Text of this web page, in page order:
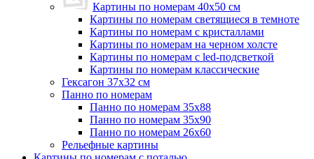
Картины по номерам 40х50 см
Картины по номерам светящиеся в темноте
Картины по номерам с кристаллами
Картины по номерам на черном холсте
Картины по номерам с led-подсветкой
Картины по номерам классические
Гексагон 37х32 см
Панно по номерам
Панно по номерам 35х88
Панно по номерам 35х90
Панно по номерам 26х60
Рельефные картины